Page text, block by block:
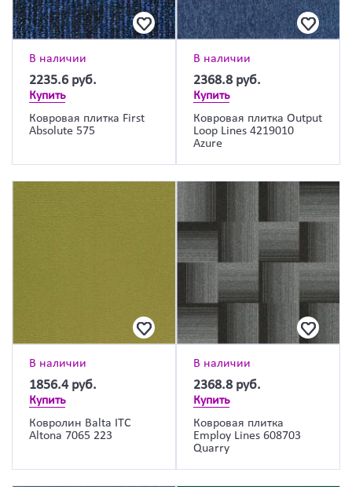
В наличии
2235.6 руб.
Купить
Ковровая плитка First
Absolute 575
В наличии
2368.8 руб.
Купить
Ковровая плитка Output
Loop Lines 4219010
Azure
В наличии
1856.4 руб.
Купить
Ковролин Balta ITC
Altona 7065 223
В наличии
2368.8 руб.
Купить
Ковровая плитка
Employ Lines 608703
Quarry